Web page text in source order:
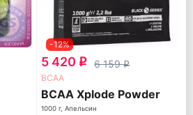
-12%
5 420 q 6 159q
ВСАА
BCAA Xplode Powder
1000 г, Апельсин